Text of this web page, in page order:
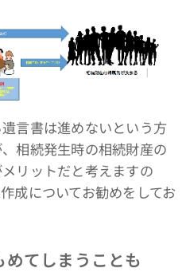
言書は進めないという方
相続発生時の相続財産の
リットだと考えますの
成についてお勧めをしてお
てしまうことも